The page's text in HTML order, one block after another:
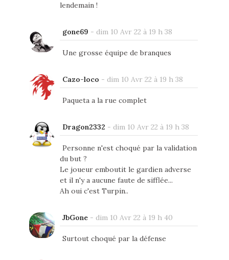
lendemain !
gone69 - dim 10 Avr 22 à 19 h 38
Une grosse équipe de branques
Cazo-loco - dim 10 Avr 22 à 19 h 38
Paqueta a la rue complet
Dragon2332 - dim 10 Avr 22 à 19 h 38
Personne n'est choqué par la validation
du but ?
Le joueur emboutit le gardien adverse
et il n'y a aucune faute de sifflée...
Ah oui c'est Turpin..
JbGone- dim 10 Avr 22 à 19 h 40
Surtout choqué par la défense